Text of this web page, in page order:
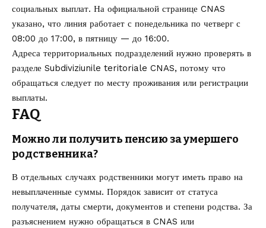
социальных выплат. На официальной странице CNAS
указано, что линия работает с понедельника по четверг с
08:00 до 17:00, в пятницу — до 16:00.
Адреса территориальных подразделений нужно проверять в
разделе Subdiviziunile teritoriale CNAS, потому что
обращаться следует по месту проживания или регистрации
выплаты.
FAQ
Можно ли получить пенсию за умершего
родственника?
В отдельных случаях родственники могут иметь право на
невыплаченные суммы. Порядок зависит от статуса
получателя, даты смерти, документов и степени родства. За
разъяснением нужно обращаться в CNAS или